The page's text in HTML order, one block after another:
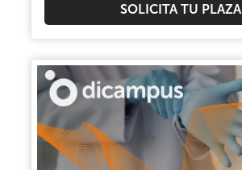
SOLICITA TU PLAZA